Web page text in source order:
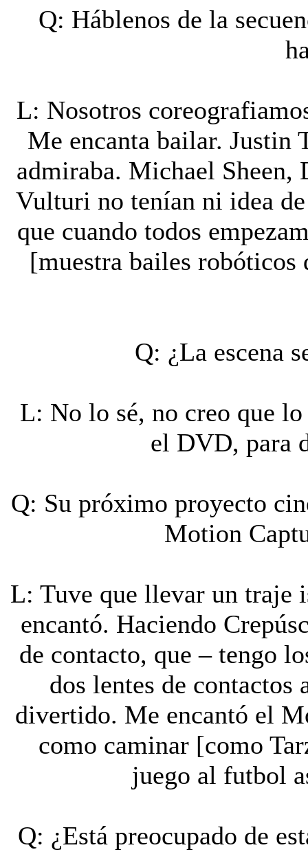
Q: Háblenos de la
L: Nosotros
Me encanta bailar.
admiraba. Michael
Vulturi no tenían ni idea
que cuando todos
[muestra bailes
Q: ¿La escena
L: No lo sé, no creo que
el DVD, para
Q: Su próximo proyecto
Motion
L: Tuve que llevar un traje
encantó. Haciendo
de contacto, que – tengo
dos lentes de
divertido. Me encantó el
como caminar [como
juego al futbol
Q: ¿Está preocupado de